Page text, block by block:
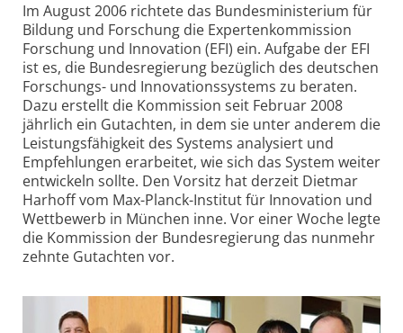
Im August 2006 richtete das Bundesministerium für
Bildung und Forschung die Expertenkommission
Forschung und Innovation (EFI) ein. Aufgabe der EFI
ist es, die Bundesregierung bezüglich des deutschen
Forschungs- und Innovationssystems zu beraten.
Dazu erstellt die Kommission seit Februar 2008
jährlich ein Gutachten, in dem sie unter anderem die
Leistungsfähigkeit des Systems analysiert und
Empfehlungen erarbeitet, wie sich das System weiter
entwickeln sollte. Den Vorsitz hat derzeit Dietmar
Harhoff vom Max-Planck-Institut für Innovation und
Wettbewerb in München inne. Vor einer Woche legte
die Kommission der Bundesregierung das nunmehr
zehnte Gutachten vor.